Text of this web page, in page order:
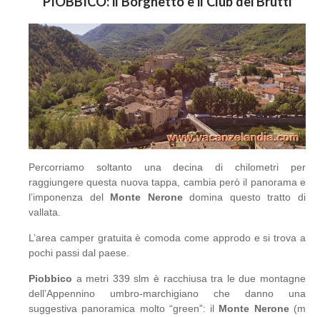
Percorriamo soltanto una decina di chilometri per
raggiungere questa nuova tappa, cambia però il panorama e
l’imponenza del Monte Neronedomina questo tratto di
vallata.
L’area camper gratuita è comoda come approdo e si trova a
pochi passi dal paese.
Piobbico a metri 339 slm è racchiusa tra le due montagne
dell’Appennino umbro-marchigiano che danno una
suggestiva panoramica molto “green”: il Monte Nerone(m